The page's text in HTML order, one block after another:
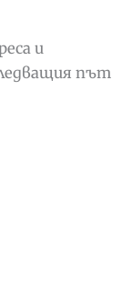
и
път